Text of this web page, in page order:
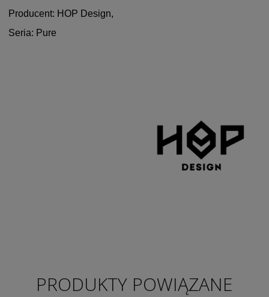
Producent: HOP Design,
Seria: Pure
PRODUKTY POWIĄZANE